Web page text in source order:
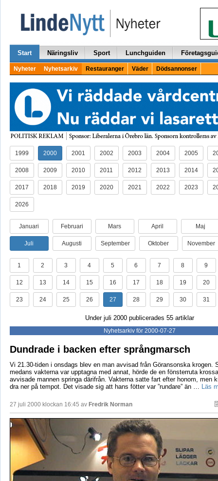
Start Näringsliv Sport Lunchguiden
Nyheter Nyhetsarkiv Restauranger Väder Dödsannonser
1999 2000 2001 2002 2003 2004 2005
2008 2009 2010 2011 2012 2013 2014
2017 2018 2019 2020 2021 2022 2023
2026
Januari Februari Mars April Maj
Juli Augusti September Oktober November
1 2 3 4 5 6 7 8 9
12 13 14 15 16 17 18 19 20
23 24 25 26 27 28 29 30 31
Under juli 2000 publicerades 55 artiklar
Nyhetsarkiv för 2000-07-27
Dundrade i backen efter språngmarsch
Vi 21.30-tiden i onsdags blev en man avvisad från Göransonska krogen.
medans vakterna var upptagna med annat, hörde de en fönsterruta
avvisade mannen springa därifrån. Vakterna satte fart efter honom, men
dra ner på tempot. Det visade sig att hans fötter var ”rundare” än … Läs
27 juli 2000 klockan 16:45 av Fredrik Norman